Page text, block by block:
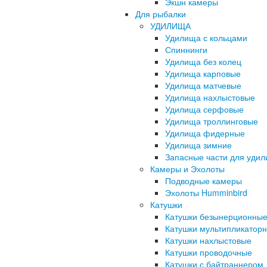
Для рыбалки
УДИЛИЩА
Удилища с кольцами
Спиннинги
Удилища без колец
Удилища карповые
Удилища матчевые
Удилища нахлыстовые
Удилища серфовые
Удилища троллинговые
Удилища фидерные
Удилища зимние
Запасные части для
Камеры и Эхолоты
Подводные камеры
Эхолоты Humminbird
Катушки
Катушки безынерционные
Катушки
Катушки нахлыстовые
Катушки проводочные
Катушки с байтраннером